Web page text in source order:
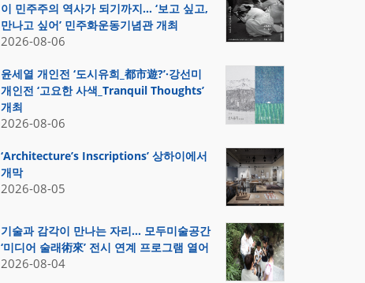
이 민주주의 역사가 되기까지… ‘보고 싶고,
만나고 싶어’ 민주화운동기념관 개최
2026-08-06
윤세열 개인전 ‘도시유희_都市遊?’·강선미
개인전 ‘고요한 사색_Tranquil Thoughts’
개최
2026-08-06
‘Architecture’s Inscriptions’ 상하이에서
개막
2026-08-05
기술과 감각이 만나는 자리… 모두미술공간
‘미디어 술래術來’ 전시 연계 프로그램 열어
2026-08-04